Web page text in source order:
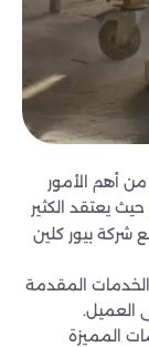
أهم الأمور
حيث يعتقد الكثير
شركة بيور كلين
الخدمات المقدمة
العميل.
المميزة